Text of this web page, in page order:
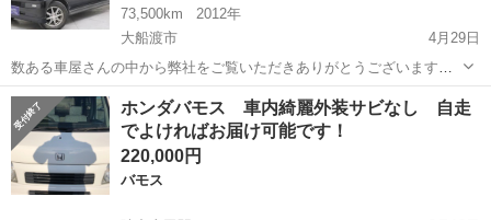
73,500km
2012年
大船渡市
4月29日
数ある車屋さんの中から弊社をご覧いただきありがとうございます！
オトロン盛岡店と申します(^^♪ 東北3店舗目、オトロン最北端のお店と
して、2024年4月1日にオープンし1年になります❤️‍🔥 春といえば…お
花...
岩手 大船渡市 バモス 車両
ホンダバモス 車内綺麗外装サビなし 自走
でよければお届け可能です！
220,000円
バモス